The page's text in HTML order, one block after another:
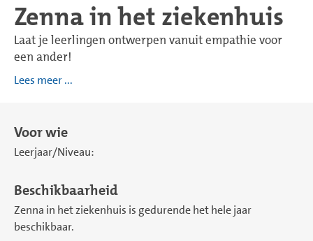
Zenna in het ziekenhuis
Laat je leerlingen ontwerpen vanuit empathie voor
een ander!
Lees meer ...
Voor wie
Leerjaar/Niveau:
Beschikbaarheid
Zenna in het ziekenhuis is gedurende het hele jaar
beschikbaar.